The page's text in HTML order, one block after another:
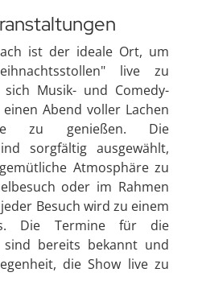
ist der ideale Ort, um
live zu
Musik- und Comedy-
Abend voller Lachen
zu genießen. Die
sorgfältig ausgewählt,
Atmosphäre zu
oder im Rahmen
Besuch wird zu einem
Die Termine für die
sind bereits bekannt und
die Show live zu